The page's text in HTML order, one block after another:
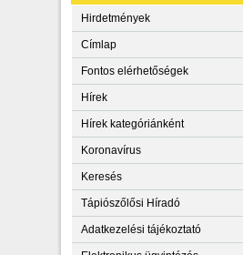
Hirdetmények
Címlap
Fontos elérhetőségek
Hírek
Hírek kategóriánként
Koronavírus
Keresés
Tápiószőlősi Híradó
Adatkezelési tájékoztató